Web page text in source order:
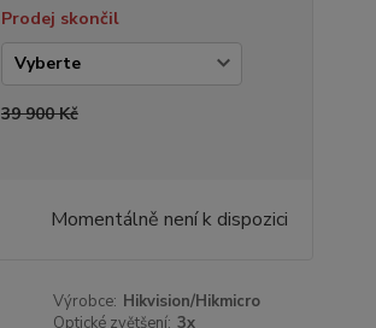
Prodej skončil
39 900 Kč
Momentálně není k dispozici
Výrobce: Hikvision/Hikmicro
Optické zvětšení: 3x